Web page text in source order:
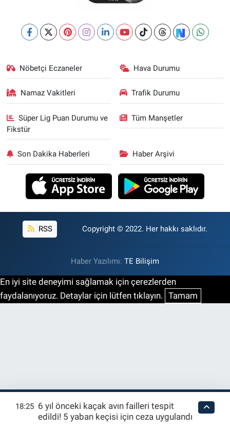
Nöbetçi Eczaneler Hava Durumu
Namaz Vakitleri Trafik Durumu
Süper Lig Puan Durumu ve
Fikstür
Tüm Manşetler
Son Dakika Haberleri Haber Arşivi
RSS Copyright © 2022. Her hakkı saklıdır.
Haber Yazılımı: TE Bilişim
En iyi site deneyimi sağlamak için çerezlerden
faydalanıyoruz. Detaylar için lütfen tıklayın. Tamam
18:25 6 yıl önceki kaçak avın failleri tespit
edildi! 5 yaban keçisi için ceza uygulandı